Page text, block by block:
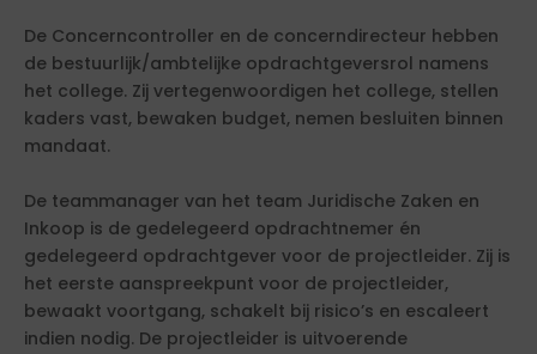
De Concerncontroller en de concerndirecteur hebben
de bestuurlijk/ambtelijke opdrachtgeversrol namens
het college. Zij vertegenwoordigen het college, stellen
kaders vast, bewaken budget, nemen besluiten binnen
mandaat.
De teammanager van het team Juridische Zaken en
Inkoop is de gedelegeerd opdrachtnemer én
gedelegeerd opdrachtgever voor de projectleider. Zij is
het eerste aanspreekpunt voor de projectleider,
bewaakt voortgang, schakelt bij risico’s en escaleert
indien nodig. De projectleider is uitvoerende